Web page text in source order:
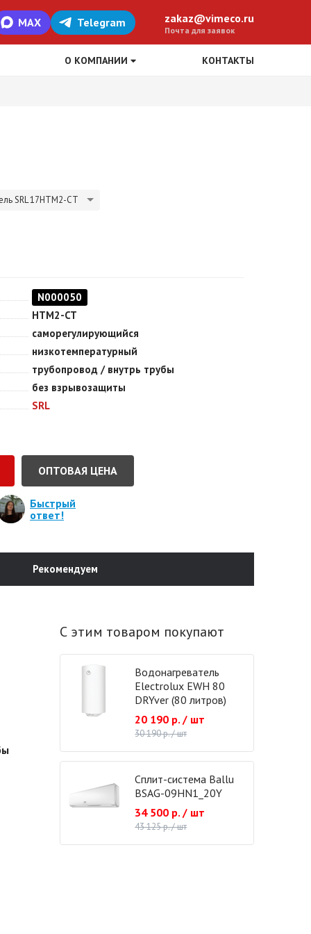
MAX Telegram zakaz@vimeco.ru
Почта для заявок
О КОМПАНИИ КОНТАКТЫ
SRL 17HTM2-CT
N000050
HTM2-CT
саморегулирующийся
низкотемпературный
трубопровод / внутрь трубы
без взрывозащиты
SRL
ОПТОВАЯ ЦЕНА
Быстрый
ответ!
Рекомендуем
С этим товаром покупают
Водонагреватель
Electrolux EWH 80
DRYver (80 литров)
20 190 р. / шт
30 190 р. / шт
Сплит-система Ballu
BSAG-09HN1_20Y
34 500 р. / шт
43 125 р. / шт